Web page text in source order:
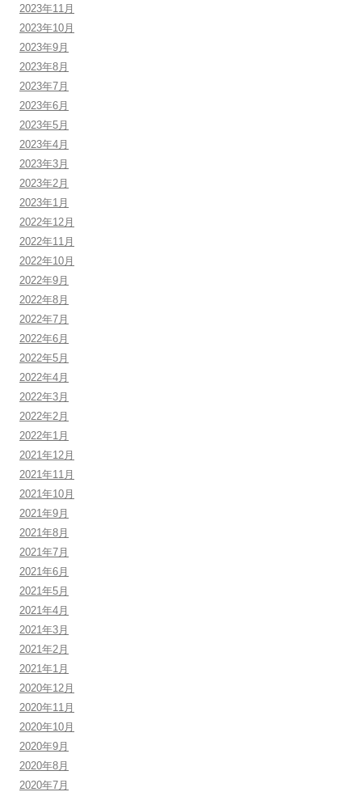
2023年11月
2023年10月
2023年9月
2023年8月
2023年7月
2023年6月
2023年5月
2023年4月
2023年3月
2023年2月
2023年1月
2022年12月
2022年11月
2022年10月
2022年9月
2022年8月
2022年7月
2022年6月
2022年5月
2022年4月
2022年3月
2022年2月
2022年1月
2021年12月
2021年11月
2021年10月
2021年9月
2021年8月
2021年7月
2021年6月
2021年5月
2021年4月
2021年3月
2021年2月
2021年1月
2020年12月
2020年11月
2020年10月
2020年9月
2020年8月
2020年7月